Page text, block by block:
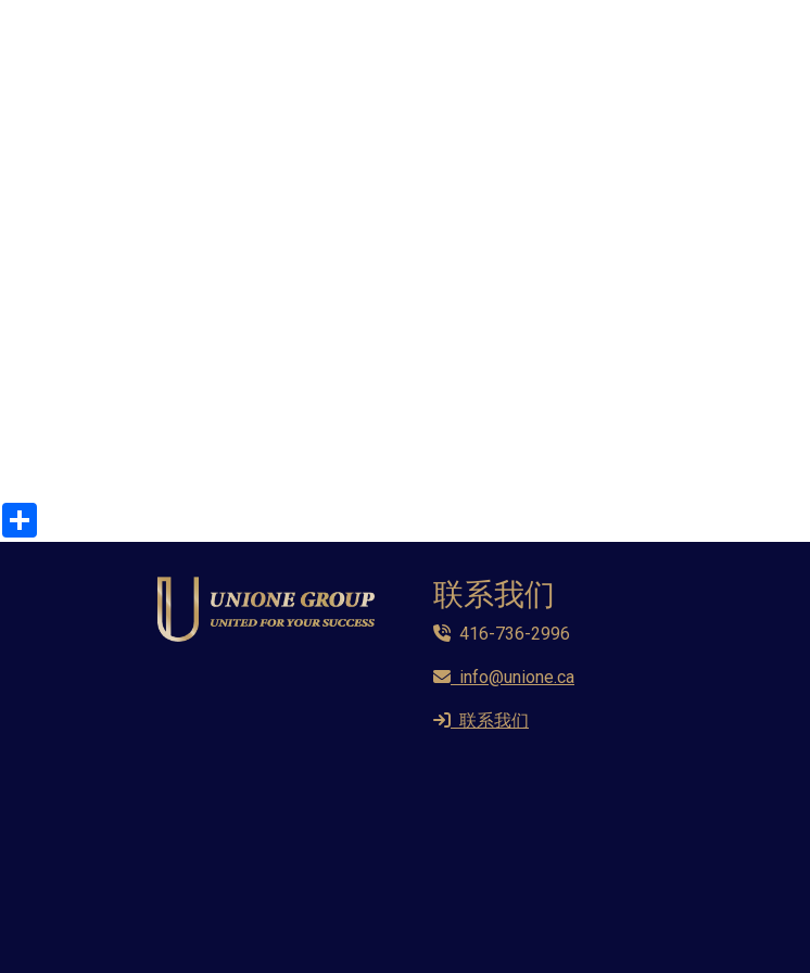
联系我们
416-736-2996
info@unione.ca
联系我们